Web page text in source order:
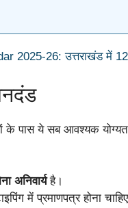
26: उत्तराखंड में 12 नई
के पास ये सब आवश्यक
अनिवार्यहै।
में प्रमाणपत्र होना